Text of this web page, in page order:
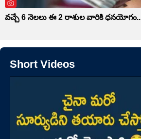
వచ్చే 6 నెలలు ఈ 2 రాశుల వారికి ధనయోగం..
Short Videos